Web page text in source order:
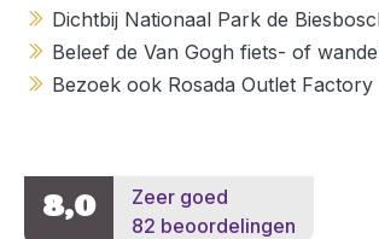
Dichtbij Nationaal Park de
Beleef de Van Gogh fiets- of
Bezoek ook Rosada Outlet Factory
8,0
Zeer goed
82 beoordelingen